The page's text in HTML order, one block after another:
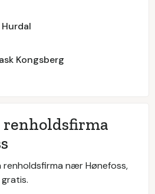
Kongsberg
renholdsfirma nær Hønefoss,